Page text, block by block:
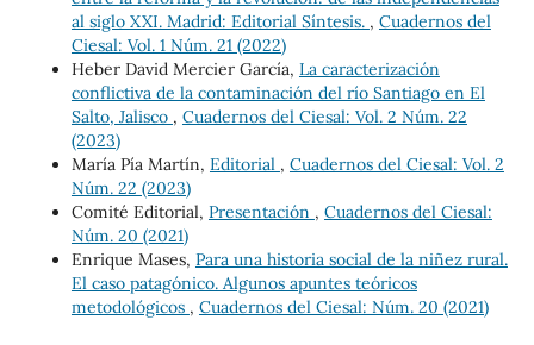
al siglo XXI. Madrid: Editorial Síntesis. , Cuadernos del
Ciesal: Vol. 1 Núm. 21 (2022)
Heber David Mercier García, La caracterización
conflictiva de la contaminación del río Santiago en El
Salto, Jalisco , Cuadernos del Ciesal: Vol. 2 Núm. 22
(2023)
María Pía Martín, Editorial , Cuadernos del Ciesal: Vol. 2
Núm. 22 (2023)
Comité Editorial, Presentación , Cuadernos del Ciesal:
Núm. 20 (2021)
Enrique Mases, Para una historia social de la niñez rural.
El caso patagónico. Algunos apuntes teóricos
metodológicos , Cuadernos del Ciesal: Núm. 20 (2021)